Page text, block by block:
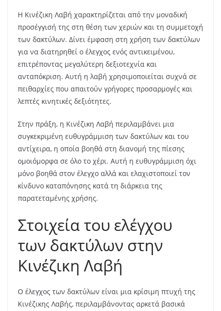
Η Κινέζικη Λαβή χαρακτηρίζεται από την μοναδική
προσέγγισή της στη θέση των χεριών και τη συμμετοχή
των δακτύλων. Δίνει έμφαση στη χρήση των δακτύλων
για να διατηρηθεί ο έλεγχος ενός αντικειμένου,
επιτρέποντας μεγαλύτερη δεξιοτεχνία και
ανταπόκριση. Αυτή η λαβή χρησιμοποιείται συχνά σε
πειθαρχίες που απαιτούν γρήγορες προσαρμογές και
λεπτές κινητικές δεξιότητες.
Στην πράξη, η Κινέζικη Λαβή περιλαμβάνει μια
συγκεκριμένη ευθυγράμμιση των δακτύλων και του
αντίχειρα, η οποία βοηθά στη διανομή της πίεσης
ομοιόμορφα σε όλο το χέρι. Αυτή η ευθυγράμμιση όχι
μόνο βοηθά στον έλεγχο αλλά και ελαχιστοποιεί τον
κίνδυνο καταπόνησης κατά τη διάρκεια της
παρατεταμένης χρήσης.
Στοιχεία του ελέγχου
των δακτύλων στην
Κινέζικη Λαβή
Ο έλεγχος των δακτύλων είναι μια κρίσιμη πτυχή της
Κινέζικης Λαβής, περιλαμβάνοντας αρκετά βασικά